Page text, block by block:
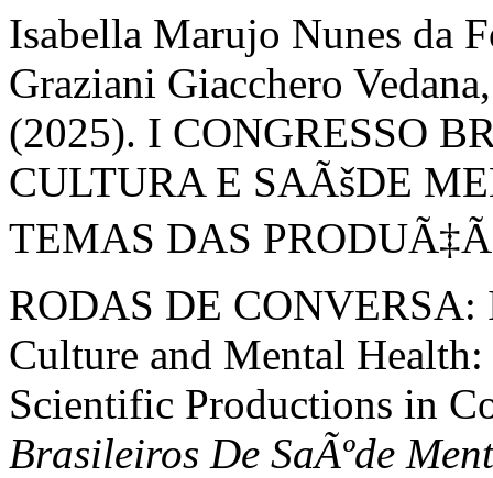
Isabella Marujo Nunes da
Graziani Giacchero
(2025). I CONGRESSO
CULTURA E SAÃšDE
TEMAS DAS
RODAS DE CONVERSA:
Culture and Mental
Scientific Productions in
Brasileiros De SaÃºde